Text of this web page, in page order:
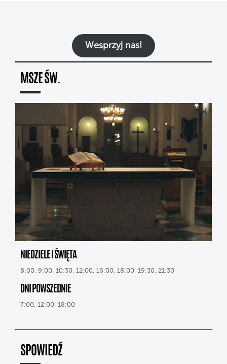
Wesprzyj nas!
MSZE ŚW.
NIEDZIELE I ŚWIĘTA
8:00, 9:00, 10:30, 12:00, 16:00, 18:00, 19:30, 21:30
DNI POWSZEDNIE
7:00, 12:00, 18:00
SPOWIEDŹ